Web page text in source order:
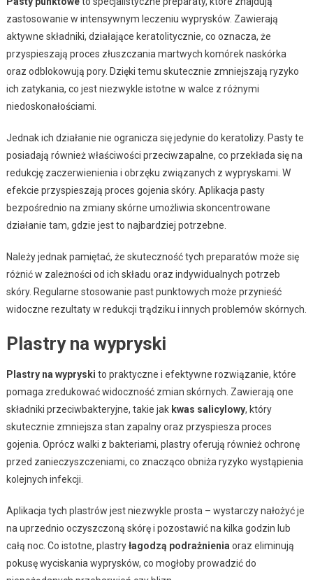
zastosowanie w intensywnym leczeniu wyprysków. Zawierają
aktywne składniki, działające keratolitycznie, co oznacza, że
przyspieszają proces złuszczania martwych komórek naskórka
oraz odblokowują pory. Dzięki temu skutecznie zmniejszają ryzyko
ich zatykania, co jest niezwykle istotne w walce z różnymi
niedoskonałościami.
Jednak ich działanie nie ogranicza się jedynie do keratolizy. Pasty te
posiadają również właściwości przeciwzapalne, co przekłada się na
redukcję zaczerwienienia i obrzęku związanych z wypryskami. W
efekcie przyspieszają proces gojenia skóry. Aplikacja pasty
bezpośrednio na zmiany skórne umożliwia skoncentrowane
działanie tam, gdzie jest to najbardziej potrzebne.
Należy jednak pamiętać, że skuteczność tych preparatów może się
różnić w zależności od ich składu oraz indywidualnych potrzeb
skóry. Regularne stosowanie past punktowych może przynieść
widoczne rezultaty w redukcji trądziku i innych problemów skórnych.
Plastry na wypryski
Plastry na wypryski to praktyczne i efektywne rozwiązanie, które
pomaga zredukować widoczność zmian skórnych. Zawierają one
składniki przeciwbakteryjne, takie jak kwas salicylowy, który
skutecznie zmniejsza stan zapalny oraz przyspiesza proces
gojenia. Oprócz walki z bakteriami, plastry oferują również ochronę
przed zanieczyszczeniami, co znacząco obniża ryzyko wystąpienia
kolejnych infekcji.
Aplikacja tych plastrów jest niezwykle prosta – wystarczy nałożyć je
na uprzednio oczyszczoną skórę i pozostawić na kilka godzin lub
całą noc. Co istotne, plastryłagodzą podrażnienia oraz eliminują
pokusę wyciskania wyprysków, co mogłoby prowadzić do